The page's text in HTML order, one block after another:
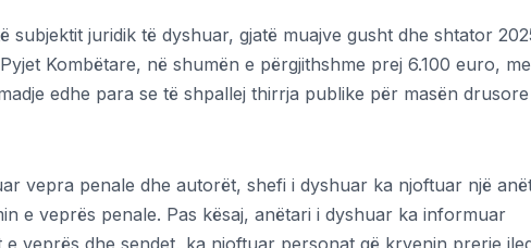
subjektit juridik të dyshuar, gjatë muajve gusht dhe shtator
Kombëtare, në shumën e përgjithshme prej 6.100 euro, me
edhe para se të shpallej thirrja publike për masën
vepra penale dhe autorët, shefi i dyshuar ka njoftuar një
e veprës penale. Pas kësaj, anëtari i dyshuar ka informuar
veprës dhe sendet, ka njoftuar personat që kryenin prerje